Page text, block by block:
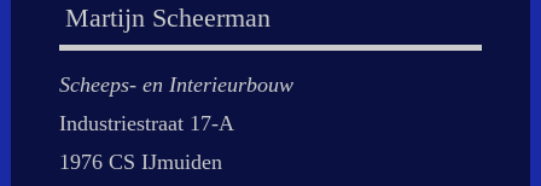
Martijn Scheerman
Scheeps- en Interieurbouw
Industriestraat 17-A
1976 CS IJmuiden